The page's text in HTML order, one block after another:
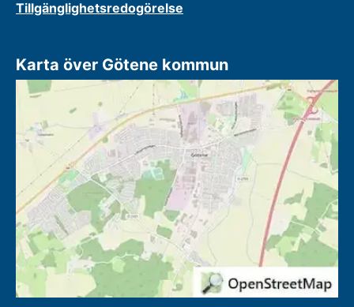
Tillgänglighetsredogörelse
Karta över Götene kommun